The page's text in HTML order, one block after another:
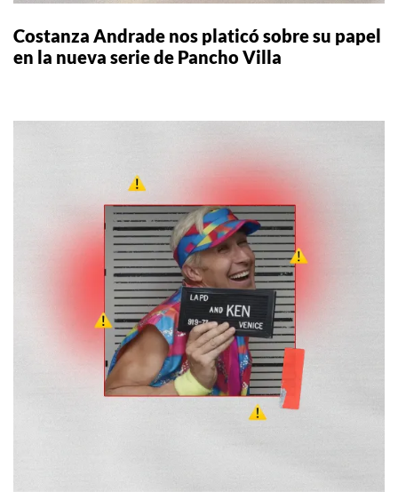
Costanza Andrade nos platicó sobre su papel
en la nueva serie de Pancho Villa